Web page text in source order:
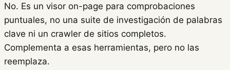
No. Es un visor on-page para comprobaciones
puntuales, no una suite de investigación de palabras
clave ni un crawler de sitios completos.
Complementa a esas herramientas, pero no las
reemplaza.